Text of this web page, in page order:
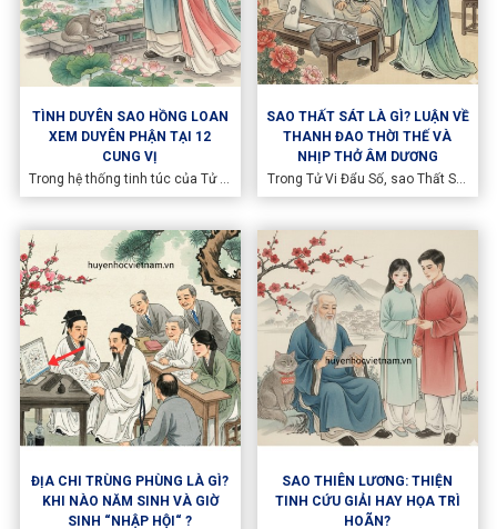
TÌNH DUYÊN SAO HỒNG LOAN
XEM DUYÊN PHẬN TẠI 12
CUNG VỊ
Trong hệ thống tinh túc của Tử Vi
Đẩu Số, sao Hồng Loan luôn
chủ về sự may mắn, nhan sắc và
những nhân duyên tốt đẹp.
SAO THẤT SÁT LÀ GÌ? LUẬN VỀ
THANH ĐAO THỜI THẾ VÀ
NHỊP THỞ ÂM DƯƠNG
Trong Tử Vi Đẩu Số, sao Thất Sát
thuộc hành Kim, mang khí cương
hiểu thông thường về một hung
tinh, Thất Sát chính là điểm bộc
phát của dương khí chưa được
điều hòa.
ĐỊA CHI TRÙNG PHÙNG LÀ GÌ?
KHI NÀO NĂM SINH VÀ GIỜ
SINH “NHẬP HỘI“ ?
SAO THIÊN LƯƠNG: THIỆN
TINH CỨU GIẢI HAY HỌA TRÌ
HOÃN?